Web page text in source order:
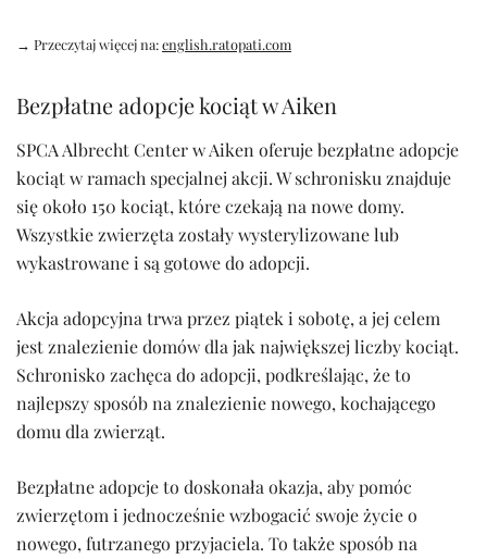
→ Przeczytaj więcej na:english.ratopati.com
Bezpłatne adopcje kociąt w Aiken
SPCA Albrecht Center w Aiken oferuje bezpłatne adopcje
kociąt w ramach specjalnej akcji. W schronisku znajduje
się około 150 kociąt, które czekają na nowe domy.
Wszystkie zwierzęta zostały wysterylizowane lub
wykastrowane i są gotowe do adopcji.
Akcja adopcyjna trwa przez piątek i sobotę, a jej celem
jest znalezienie domów dla jak największej liczby kociąt.
Schronisko zachęca do adopcji, podkreślając, że to
najlepszy sposób na znalezienie nowego, kochającego
domu dla zwierząt.
Bezpłatne adopcje to doskonała okazja, aby pomóc
zwierzętom i jednocześnie wzbogacić swoje życie o
nowego, futrzanego przyjaciela. To także sposób na